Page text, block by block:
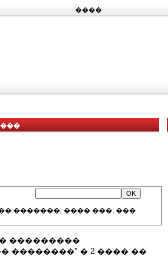
����
�������, ���� ���, ���
���������
��������" � 2 ���� ��